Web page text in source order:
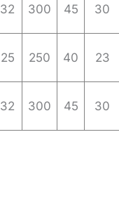
32 300 45 30
25 250 40 23
32 300 45 30